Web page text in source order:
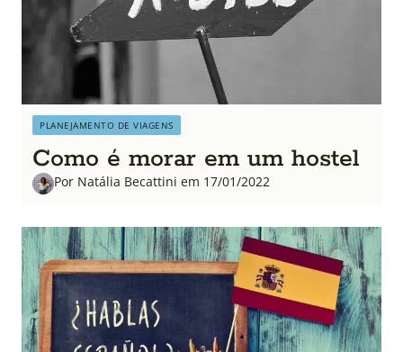
PLANEJAMENTO DE VIAGENS
Como é morar em um hostel
Por Natália Becattini em 17/01/2022